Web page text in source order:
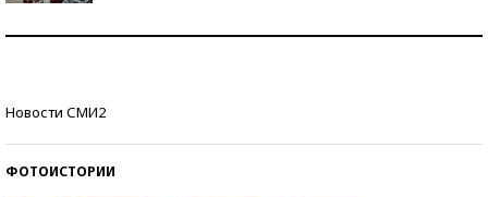
Новости СМИ2
ФОТОИСТОРИИ